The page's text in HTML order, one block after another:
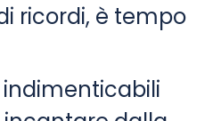
ricordi, è tempo